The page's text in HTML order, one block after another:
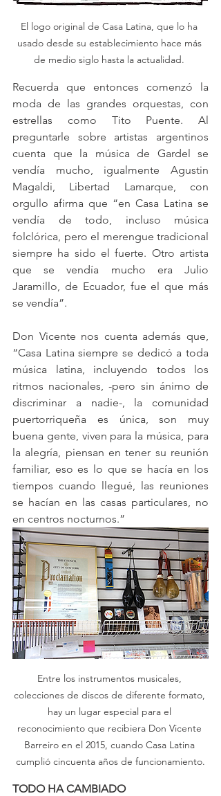
El logo original de Casa Latina, que lo ha
usado desde su establecimiento hace más
de medio siglo hasta la actualidad.
Recuerda que entonces comenzó la
moda de las grandes orquestas, con
estrellas como Tito Puente. Al
preguntarle sobre artistas argentinos
cuenta que la música de Gardel se
vendía mucho, igualmente Agustin
Magaldi, Libertad Lamarque, con
orgullo afirma que “en Casa Latina se
vendía de todo, incluso música
folclórica, pero el merengue tradicional
siempre ha sido el fuerte. Otro artista
que se vendía mucho era Julio
Jaramillo, de Ecuador, fue el que más
se vendía”.
Don Vicente nos cuenta además que,
“Casa Latina siempre se dedicó a toda
música latina, incluyendo todos los
ritmos nacionales, -pero sin ánimo de
discriminar a nadie-, la comunidad
puertorriqueña es única, son muy
buena gente, viven para la música, para
la alegría, piensan en tener su reunión
familiar, eso es lo que se hacía en los
tiempos cuando llegué, las reuniones
se hacían en las casas particulares, no
en centros nocturnos.”
Entre los instrumentos musicales,
colecciones de discos de diferente formato,
hay un lugar especial para el
reconocimiento que recibiera Don Vicente
Barreiro en el 2015, cuando Casa Latina
cumplió cincuenta años de funcionamiento.
TODO HA CAMBIADO